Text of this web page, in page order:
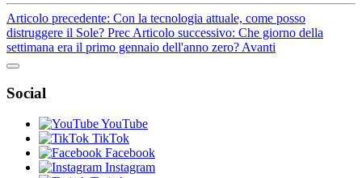
Articolo precedente: Con la tecnologia attuale, come posso
distruggere il Sole? Prec Articolo successivo: Che giorno della
settimana era il primo gennaio dell'anno zero? Avanti
Social
YouTube
TikTok
Facebook
Instagram